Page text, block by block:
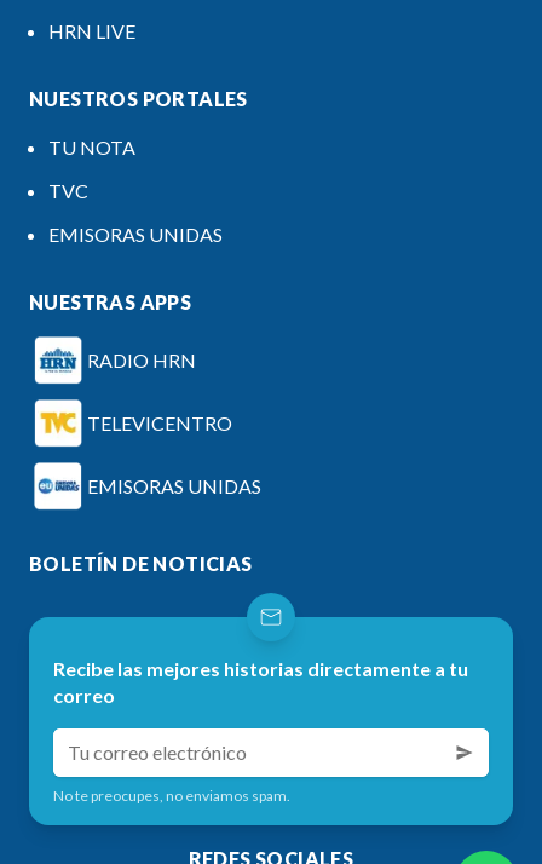
HRN LIVE
NUESTROS PORTALES
TU NOTA
TVC
EMISORAS UNIDAS
NUESTRAS APPS
RADIO HRN
TELEVICENTRO
EMISORAS UNIDAS
BOLETÍN DE NOTICIAS
Recibe las mejores historias directamente a tu
correo
No te preocupes, no enviamos spam.
REDES SOCIALES